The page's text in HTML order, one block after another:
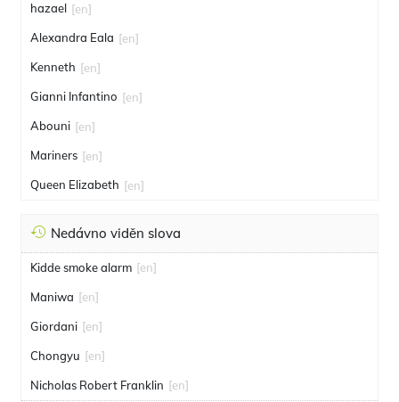
hazael [en]
Alexandra Eala [en]
Kenneth [en]
Gianni Infantino [en]
Abouni [en]
Mariners [en]
Queen Elizabeth [en]
Nedávno viděn slova
Kidde smoke alarm [en]
Maniwa [en]
Giordani [en]
Chongyu [en]
Nicholas Robert Franklin [en]